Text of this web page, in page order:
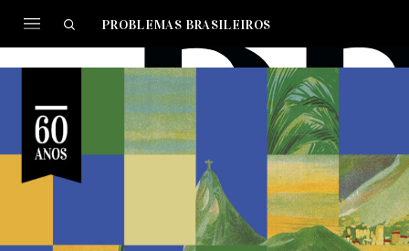
PROBLEMAS BRASILEIROS